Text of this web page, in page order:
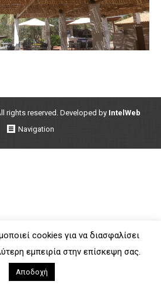
rights reserved. Developed by IntelWeb
Navigation
cookies για να διασφαλίσει
εμπειρία στην επίσκεψη σας.
Αποδοχή